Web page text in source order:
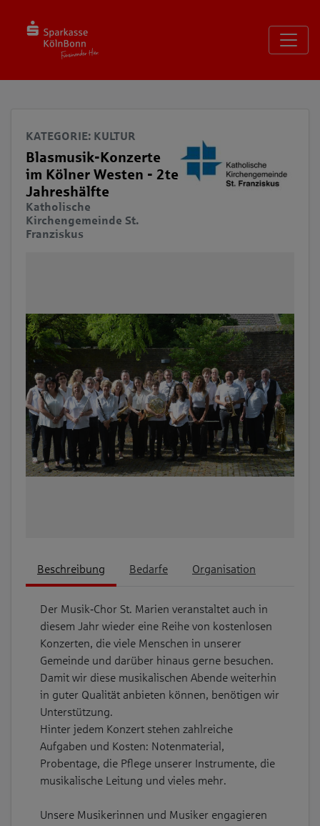
KATEGORIE: KULTUR
Blasmusik-Konzerte
im Kölner Westen - 2te
Jahreshälfte
Katholische
Kirchengemeinde St.
Franziskus
Beschreibung Bedarfe Organisation
Der Musik‑Chor St. Marien veranstaltet auch in
diesem Jahr wieder eine Reihe von kostenlosen
Konzerten, die viele Menschen in unserer
Gemeinde und darüber hinaus gerne besuchen.
Damit wir diese musikalischen Abende weiterhin
in guter Qualität anbieten können, benötigen wir
Unterstützung.
Hinter jedem Konzert stehen zahlreiche
Aufgaben und Kosten: Notenmaterial,
Probentage, die Pflege unserer Instrumente, die
musikalische Leitung und vieles mehr.
Unsere Musikerinnen und Musiker engagieren